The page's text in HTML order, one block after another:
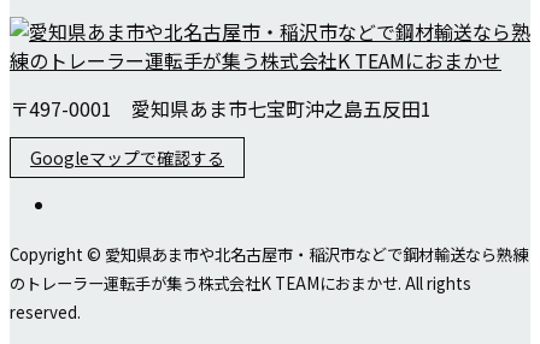
〒497-0001 愛知県あま市七宝町沖之島五反田1
Googleマップで確認する
Copyright © 愛知県あま市や北名古屋市・稲沢市などで鋼材輸送なら熟練
のトレーラー運転手が集う株式会社K TEAMにおまかせ. All rights
reserved.